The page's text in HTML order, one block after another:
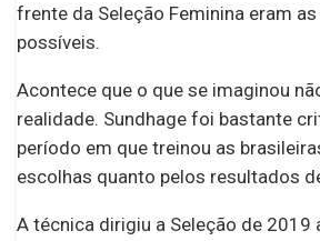
frente da Seleção Feminina eram
possíveis.
Acontece que o que se imaginou
realidade. Sundhage foi bastante
período em que treinou as
escolhas quanto pelos resultados
A técnica dirigiu a Seleção de 2019